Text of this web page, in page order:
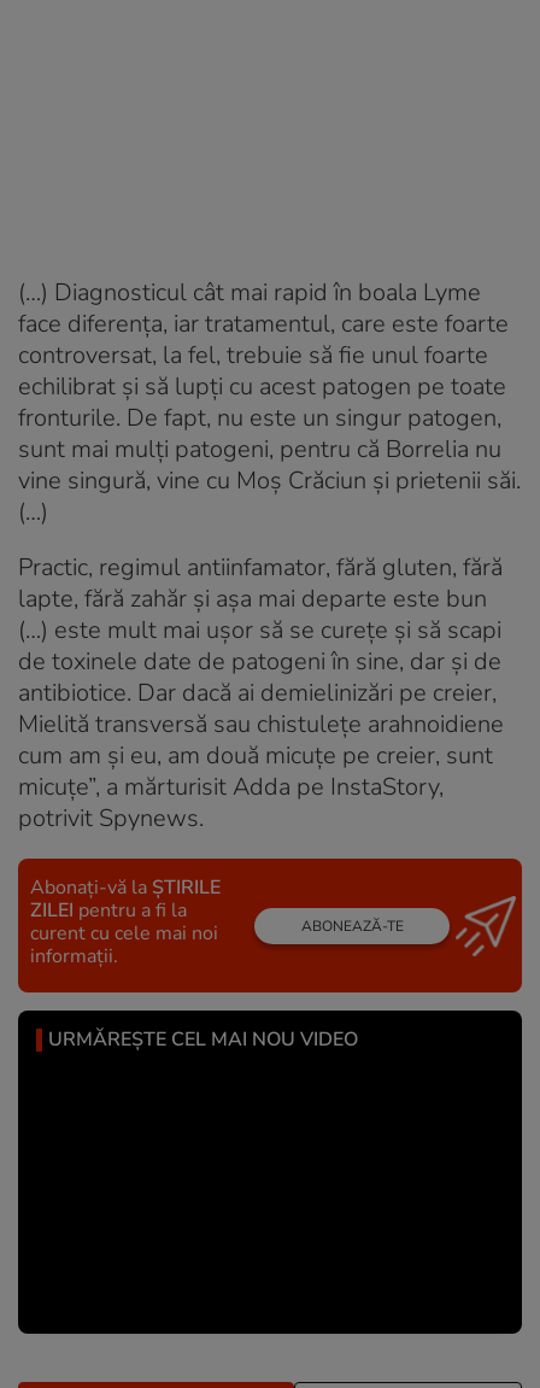
(…) Diagnosticul cât mai rapid în boala Lyme
face diferența, iar tratamentul, care este foarte
controversat, la fel, trebuie să fie unul foarte
echilibrat și să lupți cu acest patogen pe toate
fronturile. De fapt, nu este un singur patogen,
sunt mai mulți patogeni, pentru că Borrelia nu
vine singură, vine cu Moș Crăciun și prietenii săi.
(…)
Practic, regimul antiinfamator, fără gluten, fără
lapte, fără zahăr și așa mai departe este bun
(…) este mult mai ușor să se curețe și să scapi
de toxinele date de patogeni în sine, dar și de
antibiotice. Dar dacă ai demielinizări pe creier,
Mielită transversă sau chistulețe arahnoidiene
cum am și eu, am două micuțe pe creier, sunt
micuțe”, a mărturisit Adda pe InstaStory,
potrivit Spynews.
Abonați-vă la ȘTIRILE
ZILEI pentru a fi la
curent cu cele mai noi
informații.
ABONEAZĂ-TE
URMĂREȘTE CEL MAI NOU VIDEO